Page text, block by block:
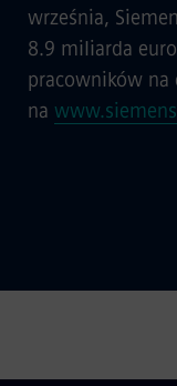
września,
8.9 miliarda
pracowników na
na